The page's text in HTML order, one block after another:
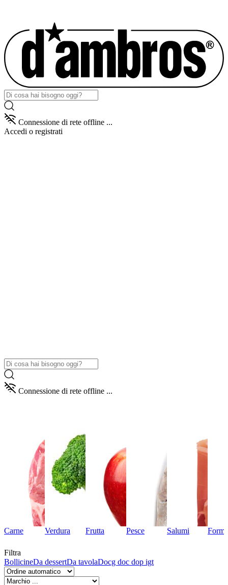
Connessione di rete offline ...
Accedi o registrati
Connessione di rete offline ...
Carne Verdura Frutta Pesce Salumi
Filtra
BollicineDa dessertDa tavolaDocg doc dop igt